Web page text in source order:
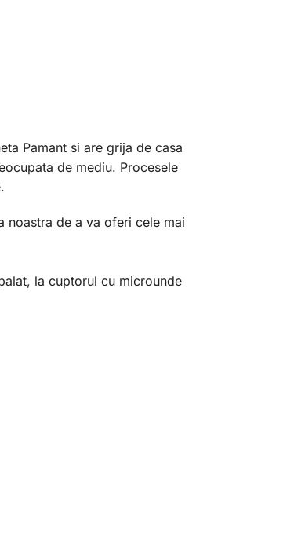
Pamant si are grija de casa
de mediu. Procesele
noastra de a va oferi cele mai
la cuptorul cu microunde